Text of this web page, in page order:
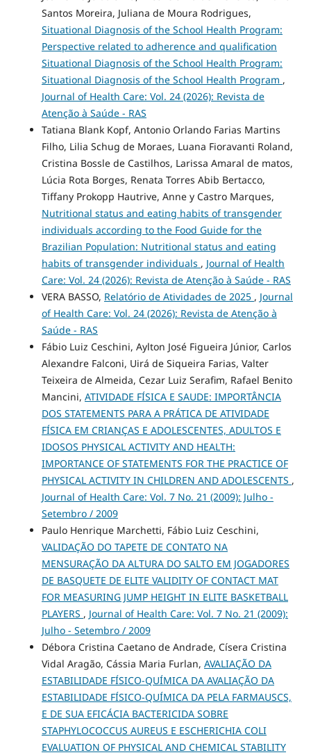
Santos Moreira, Juliana de Moura Rodrigues,
Situational Diagnosis of the School Health Program:
Perspective related to adherence and qualification
Situational Diagnosis of the School Health Program:
Situational Diagnosis of the School Health Program ,
Journal of Health Care: Vol. 24 (2026): Revista de
Atenção à Saúde - RAS
Tatiana Blank Kopf, Antonio Orlando Farias Martins
Filho, Lilia Schug de Moraes, Luana Fioravanti Roland,
Cristina Bossle de Castilhos, Larissa Amaral de matos,
Lúcia Rota Borges, Renata Torres Abib Bertacco,
Tiffany Prokopp Hautrive, Anne y Castro Marques,
Nutritional status and eating habits of transgender
individuals according to the Food Guide for the
Brazilian Population: Nutritional status and eating
habits of transgender individuals , Journal of Health
Care: Vol. 24 (2026): Revista de Atenção à Saúde - RAS
VERA BASSO, Relatório de Atividades de 2025 , Journal
of Health Care: Vol. 24 (2026): Revista de Atenção à
Saúde - RAS
Fábio Luiz Ceschini, Aylton José Figueira Júnior, Carlos
Alexandre Falconi, Uirá de Siqueira Farias, Valter
Teixeira de Almeida, Cezar Luiz Serafim, Rafael Benito
Mancini, ATIVIDADE FÍSICA E SAUDE: IMPORTÂNCIA
DOS STATEMENTS PARA A PRÁTICA DE ATIVIDADE
FÍSICA EM CRIANÇAS E ADOLESCENTES, ADULTOS E
IDOSOS PHYSICAL ACTIVITY AND HEALTH:
IMPORTANCE OF STATEMENTS FOR THE PRACTICE OF
PHYSICAL ACTIVITY IN CHILDREN AND ADOLESCENTS ,
Journal of Health Care: Vol. 7 No. 21 (2009): Julho -
Setembro / 2009
Paulo Henrique Marchetti, Fábio Luiz Ceschini,
VALIDAÇÃO DO TAPETE DE CONTATO NA
MENSURAÇÃO DA ALTURA DO SALTO EM JOGADORES
DE BASQUETE DE ELITE VALIDITY OF CONTACT MAT
FOR MEASURING JUMP HEIGHT IN ELITE BASKETBALL
PLAYERS , Journal of Health Care: Vol. 7 No. 21 (2009):
Julho - Setembro / 2009
Débora Cristina Caetano de Andrade, Císera Cristina
Vidal Aragão, Cássia Maria Furlan, AVALIAÇÃO DA
ESTABILIDADE FÍSICO-QUÍMICA DA AVALIAÇÃO DA
ESTABILIDADE FÍSICO-QUÍMICA DA PELA FARMAUSCS,
E DE SUA EFICÁCIA BACTERICIDA SOBRE
STAPHYLOCOCCUS AUREUS E ESCHERICHIA COLI
EVALUATION OF PHYSICAL AND CHEMICAL STABILITY